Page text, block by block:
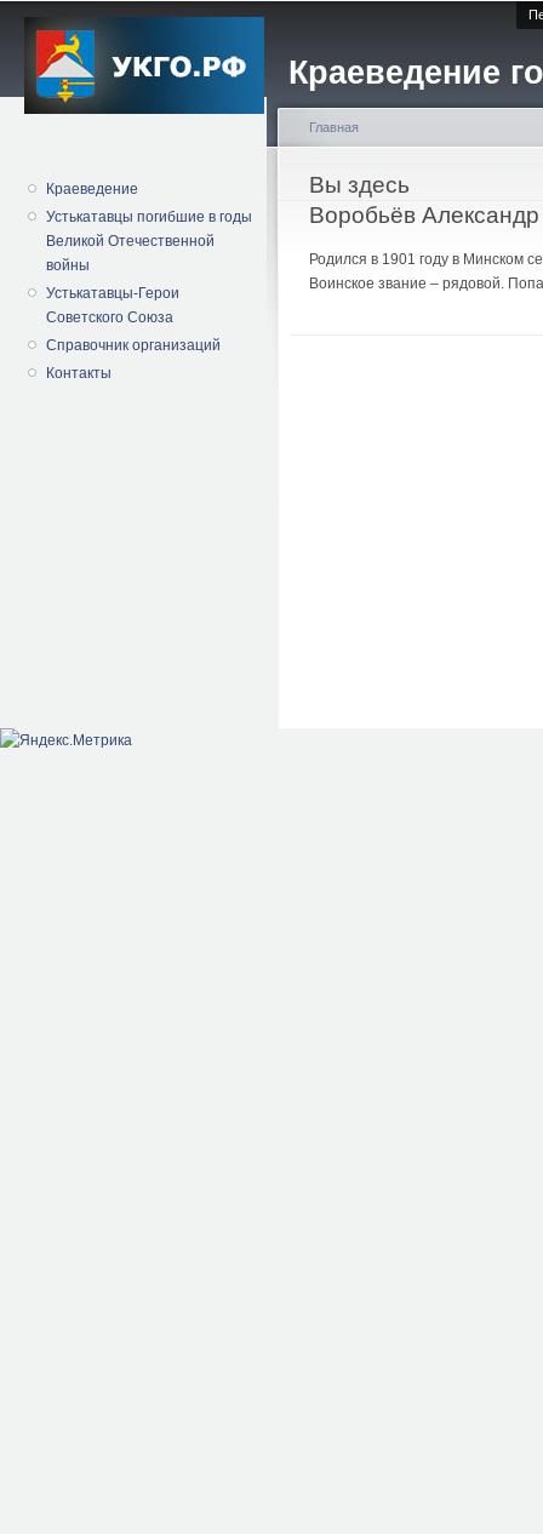
Краеведение
Краеведение
Устькатавцы погибшие в годы
Великой Отечественной
войны
Устькатавцы-Герои
Советского Союза
Справочник организаций
Контакты
Вы здесь
Главная
Воробьёв
Родился в 1901 году в Минском
Воинское звание – рядовой.